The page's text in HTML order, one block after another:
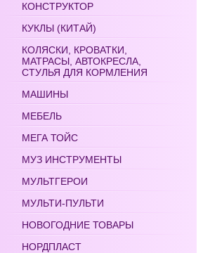
КОНСТРУКТОР
КУКЛЫ (КИТАЙ)
КОЛЯСКИ, КРОВАТКИ,
МАТРАСЫ, АВТОКРЕСЛА,
СТУЛЬЯ ДЛЯ КОРМЛЕНИЯ
МАШИНЫ
МЕБЕЛЬ
МЕГА ТОЙС
МУЗ ИНСТРУМЕНТЫ
МУЛЬТГЕРОИ
МУЛЬТИ-ПУЛЬТИ
НОВОГОДНИЕ ТОВАРЫ
НОРДПЛАСТ